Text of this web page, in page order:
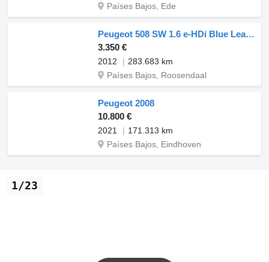
Países Bajos, Ede
Peugeot 508 SW 1.6 e-HDi Blue Lease Executive Automaat Airco Navi Alu Ve
3.350 €
2012
283.683 km
Países Bajos, Roosendaal
Peugeot 2008
10.800 €
2021
171.313 km
Países Bajos, Eindhoven
1/23